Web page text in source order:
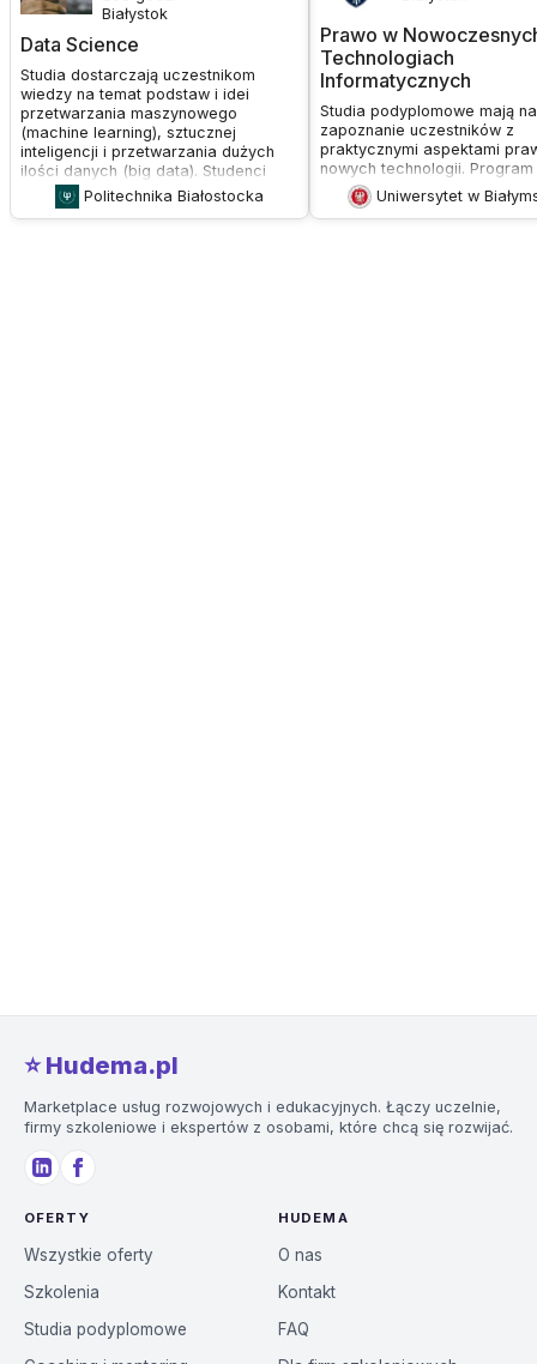
Data Science
Białystok
Studia dostarczają uczestnikom
wiedzy na temat podstaw i idei
przetwarzania maszynowego
(machine learning), sztucznej
inteligencji i przetwarzania dużych
ilości danych (big data). Studenci
poznają proces przygotowania
danych, metody przetwarzania oraz
Politechnika Białostocka
Prawo w
Technologiach
Informatycznych
Studia podyplomowe mają
zapoznanie uczestników z
praktycznymi aspektami
nowych technologii. Program
przygotowuje do
świadczenia usług prawnych
Uniwersytet w
⭐️ Hudema.pl
Marketplace usług rozwojowych i edukacyjnych. Łączy uczelnie,
firmy szkoleniowe i ekspertów z osobami, które chcą się rozwijać.
OFERTY
Wszystkie oferty
Szkolenia
Studia podyplomowe
HUDEMA
O nas
Kontakt
FAQ